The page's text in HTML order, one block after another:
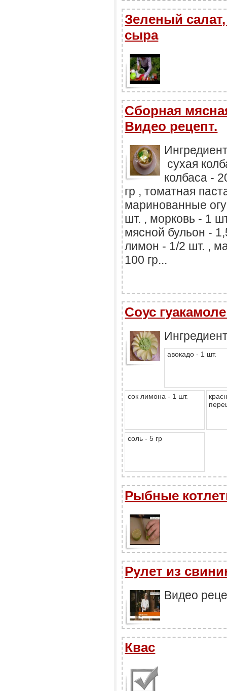
Зеленый
сыра
Сборная
Видео рецепт.
сухая
колбаса -
гр , томатная
маринованные
шт. , морковь - 1
мясной бульон -
лимон - 1/2 шт. ,
100 гр...
Соус
авокадо - 1 шт.
сок лимона - 1 шт.
соль - 5 гр
Рыбные
Рулет из
Видео
Квас